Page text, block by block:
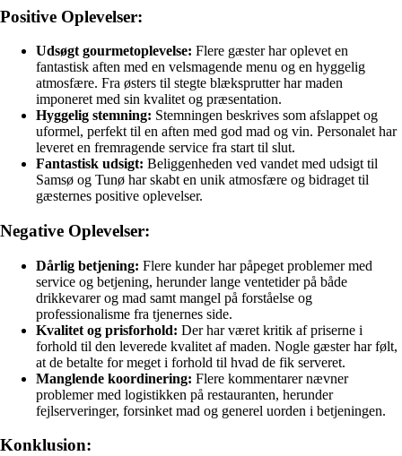
Positive Oplevelser:
Udsøgt gourmetoplevelse: Flere gæster har oplevet en
fantastisk aften med en velsmagende menu og en hyggelig
atmosfære. Fra østers til stegte blæksprutter har maden
imponeret med sin kvalitet og præsentation.
Hyggelig stemning: Stemningen beskrives som afslappet og
uformel, perfekt til en aften med god mad og vin. Personalet har
leveret en fremragende service fra start til slut.
Fantastisk udsigt: Beliggenheden ved vandet med udsigt til
Samsø og Tunø har skabt en unik atmosfære og bidraget til
gæsternes positive oplevelser.
Negative Oplevelser:
Dårlig betjening: Flere kunder har påpeget problemer med
service og betjening, herunder lange ventetider på både
drikkevarer og mad samt mangel på forståelse og
professionalisme fra tjenernes side.
Kvalitet og prisforhold: Der har været kritik af priserne i
forhold til den leverede kvalitet af maden. Nogle gæster har følt,
at de betalte for meget i forhold til hvad de fik serveret.
Manglende koordinering: Flere kommentarer nævner
problemer med logistikken på restauranten, herunder
fejlserveringer, forsinket mad og generel uorden i betjeningen.
Konklusion: